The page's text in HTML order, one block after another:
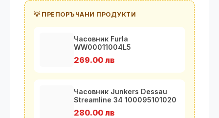
💡 ПРЕПОРЪЧАНИ ПРОДУКТИ
Часовник Furla
WW00011004L5
269.00 лв
Часовник Junkers Dessau
Streamline 34 100095101020
280.00 лв